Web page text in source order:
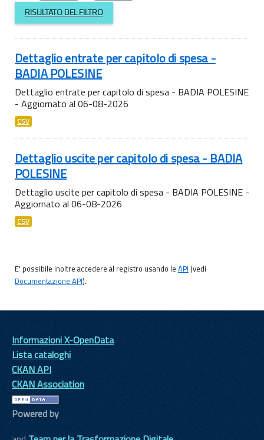
RISULTATO DEL FILTRO
Dettaglio entrate per capitolo di spesa -
BADIA POLESINE
Dettaglio entrate per capitolo di spesa - BADIA POLESINE
- Aggiornato al 06-08-2026
CSV
Dettaglio uscite per capitolo di spesa - BADIA
POLESINE
Dettaglio uscite per capitolo di spesa - BADIA POLESINE -
Aggiornato al 06-08-2026
CSV
E' possibile inoltre accedere al registro usando le API (vedi
Documentazione API).
Informazioni X-OpenData
Lista cataloghi
CKAN API
CKAN Association
Powered by